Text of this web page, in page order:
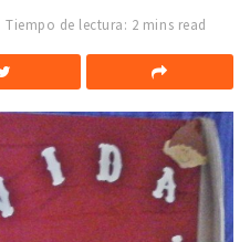
Tiempo de lectura: 2 mins read